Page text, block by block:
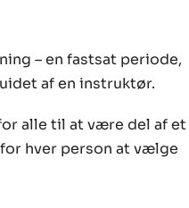
– en fastsat periode,
af en instruktør.
alle til at være del af et
hver person at vælge